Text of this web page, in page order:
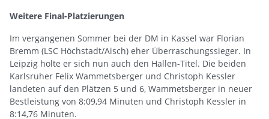
Weitere Final-Platzierungen
Im vergangenen Sommer bei der DM in Kassel war Florian
Bremm (LSC Höchstadt/Aisch) eher Überraschungssieger. In
Leipzig holte er sich nun auch den Hallen-Titel. Die beiden
Karlsruher Felix Wammetsberger und Christoph Kessler
landeten auf den Plätzen 5 und 6, Wammetsberger in neuer
Bestleistung von 8:09,94 Minuten und Christoph Kessler in
8:14,76 Minuten.